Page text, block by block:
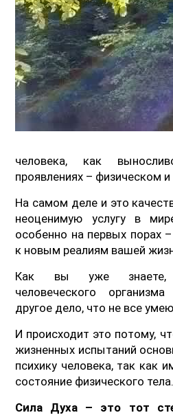
человека, как
проявлениях – физическом
На самом деле и это
неоценимую услугу в
особенно на первых порах
к новым реалиям вашей
Как вы уже знаете,
человеческого
другое дело, что не все
И происходит это потому,
жизненных испытаний
психику человека, так как
состояние физического тела.
Сила Духа – это тот